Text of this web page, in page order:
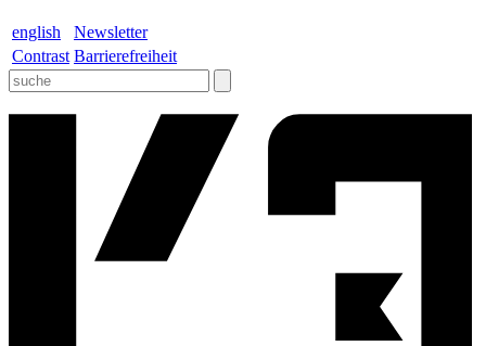
english
Newsletter
Contrast Barrierefreiheit